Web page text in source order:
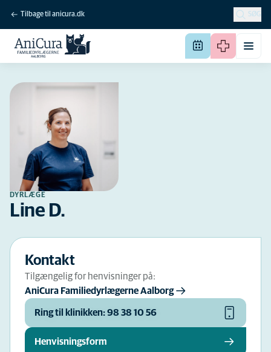
Tilbage til anicura.dk SØG
DYRLÆGE
Line D.
Kontakt
Tilgængelig for henvisninger på:
AniCura Familiedyrlægerne Aalborg
Ring til klinikken: 98 38 10 56
Henvisningsform